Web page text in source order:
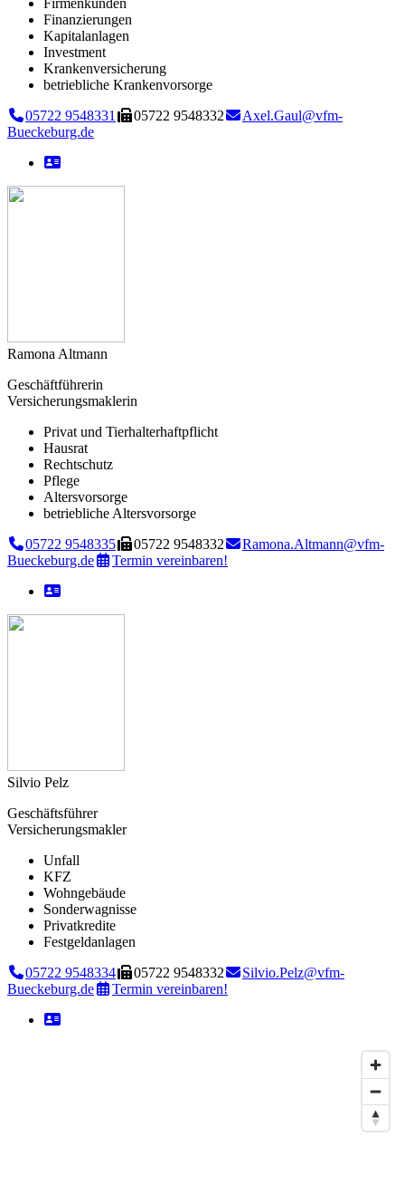
Finanzierungen
Kapitalanlagen
Investment
Krankenversicherung
betriebliche Krankenvorsorge
05722 9548331
05722 9548332
Axel.Gaul@vfm-
Bueckeburg.de
Ramona Altmann
Geschäftführerin
Versicherungsmaklerin
Privat und Tierhalterhaftpflicht
Hausrat
Rechtschutz
Pflege
Altersvorsorge
betriebliche Altersvorsorge
05722 9548335
05722 9548332
Ramona.Altmann@vfm-
Bueckeburg.de
Termin vereinbaren!
Silvio Pelz
Geschäftsführer
Versicherungsmakler
Unfall
KFZ
Wohngebäude
Sonderwagnisse
Privatkredite
Festgeldanlagen
05722 9548334
05722 9548332
Silvio.Pelz@vfm-
Bueckeburg.de
Termin vereinbaren!